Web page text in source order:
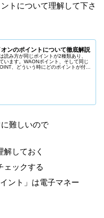
トについて理解して下さ
ンのポイントについて徹底解説
読み方が同じポイントが2種類あり、
います。WAONポイント、そして同じ
、どういう時にどのポイントが付与
難しいので
しておく
ェックする
ント」は電子マネー